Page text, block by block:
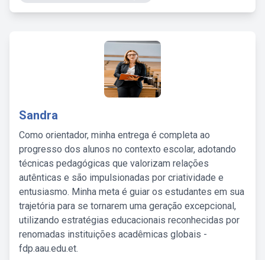
Sandra
Como orientador, minha entrega é completa ao
progresso dos alunos no contexto escolar, adotando
técnicas pedagógicas que valorizam relações
autênticas e são impulsionadas por criatividade e
entusiasmo. Minha meta é guiar os estudantes em sua
trajetória para se tornarem uma geração excepcional,
utilizando estratégias educacionais reconhecidas por
renomadas instituições acadêmicas globais -
fdp.aau.edu.et.